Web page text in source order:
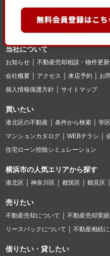
当社について
お知らせ 不動産売却相談・物件更
会社概要
アクセス 来店予約 お
個人情報保護方針
サイトマップ
買いたい
港北区の不動産 条件から検索 学
マンションカタログ
WEBチラシ
住宅ローン控除シミュレーション
横浜市の人気エリアから探す
港北区 神奈川区 都筑区 鶴見区
売りたい
不動産売却について 不動産売却実績
リースバックについて
不動産相続
借りたい・貸したい